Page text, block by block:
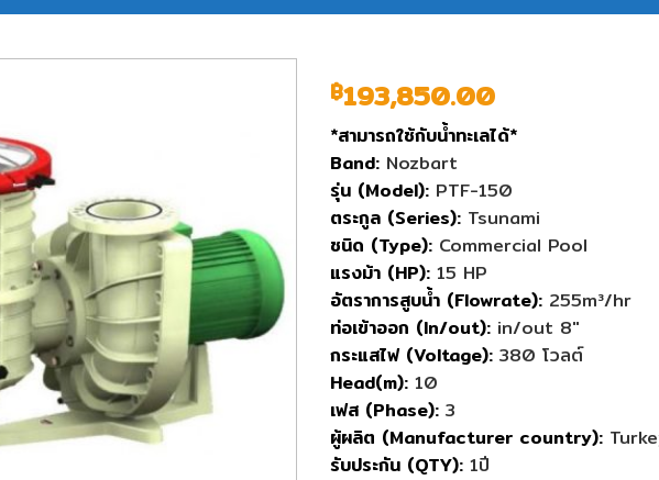
฿193,850.00
*สามารถใช้กับน้ำทะเลได้*
Band: Nozbart
รุ่น (Model): PTF-150
ตระกูล (Series): Tsunami
ชนิด (Type): Commercial Pool
แรงม้า (HP): 15 HP
อัตราการสูบน้ำ (Flowrate): 255m³/hr
ท่อเข้าออก (In/out): in/out 8″
กระแสไฟ (Voltage): 380 โวลต์
Head(m): 10
เฟส (Phase): 3
ผู้ผลิต (Manufacturer country):
รับประกัน (QTY): 1ปี